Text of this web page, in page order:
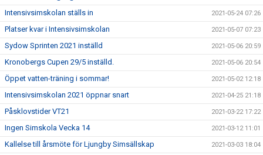
Intensivsimskolan ställs in 2021-05-24 07:26
Platser kvar i Intensivsimskolan 2021-05-07 07:23
Sydow Sprinten 2021 inställd 2021-05-06 20:59
Kronobergs Cupen 29/5 inställd. 2021-05-06 20:54
Öppet vatten-träning i sommar! 2021-05-02 12:18
Intensivsimskolan 2021 öppnar snart 2021-04-25 21:18
Påsklovstider VT21 2021-03-22 17:22
Ingen Simskola Vecka 14 2021-03-12 11:01
Kallelse till årsmöte för Ljungby Simsällskap 2021-03-03 18:04